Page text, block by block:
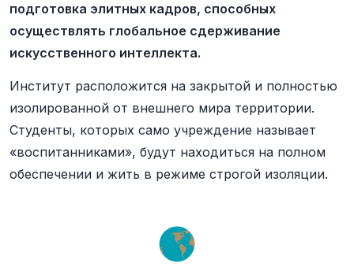
подготовка элитных кадров, способных
осуществлять глобальное сдерживание
искусственного интеллекта.
Институт расположится на закрытой и полностью
изолированной от внешнего мира территории.
Студенты, которых само учреждение называет
«воспитанниками», будут находиться на полном
обеспечении и жить в режиме строгой изоляции.